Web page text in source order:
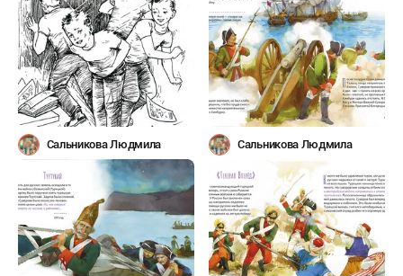
Сальникова Людмила Сальникова Людмила